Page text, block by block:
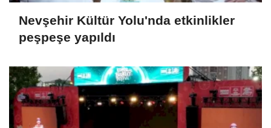
Nevşehir Kültür Yolu'nda etkinlikler
peşpeşe yapıldı